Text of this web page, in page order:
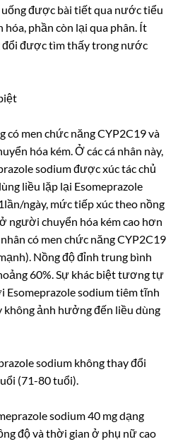
uống được bài tiết qua nước tiểu
phần còn lại qua phân. Ít
đổi được tìm thấy trong nước
có men chức năng CYP2C19 và
hóa kém. Ở các cá nhân này,
sodium được xúc tác chủ
liều lặp lại Esomeprazole
ngày, mức tiếp xúc theo nồng
người chuyển hóa kém cao hơn
có men chức năng CYP2C19
Nồng độ đỉnh trung bình
60%. Sự khác biệt tương tự
Esomeprazole sodium tiêm tĩnh
không ảnh hưởng đến liều dùng
sodium không thay đổi
(71-80 tuổi).
sodium 40 mg dạng
độ và thời gian ở phụ nữ cao